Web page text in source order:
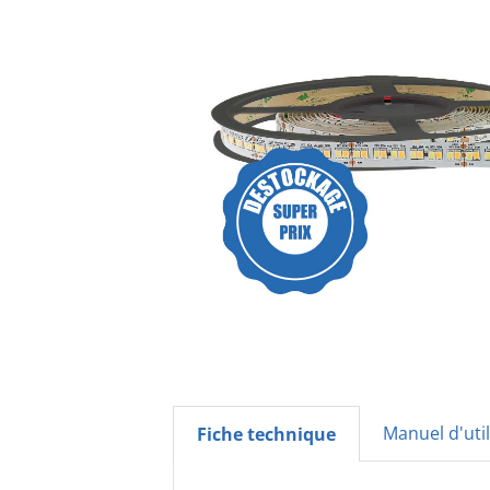
Fiche technique Manuel